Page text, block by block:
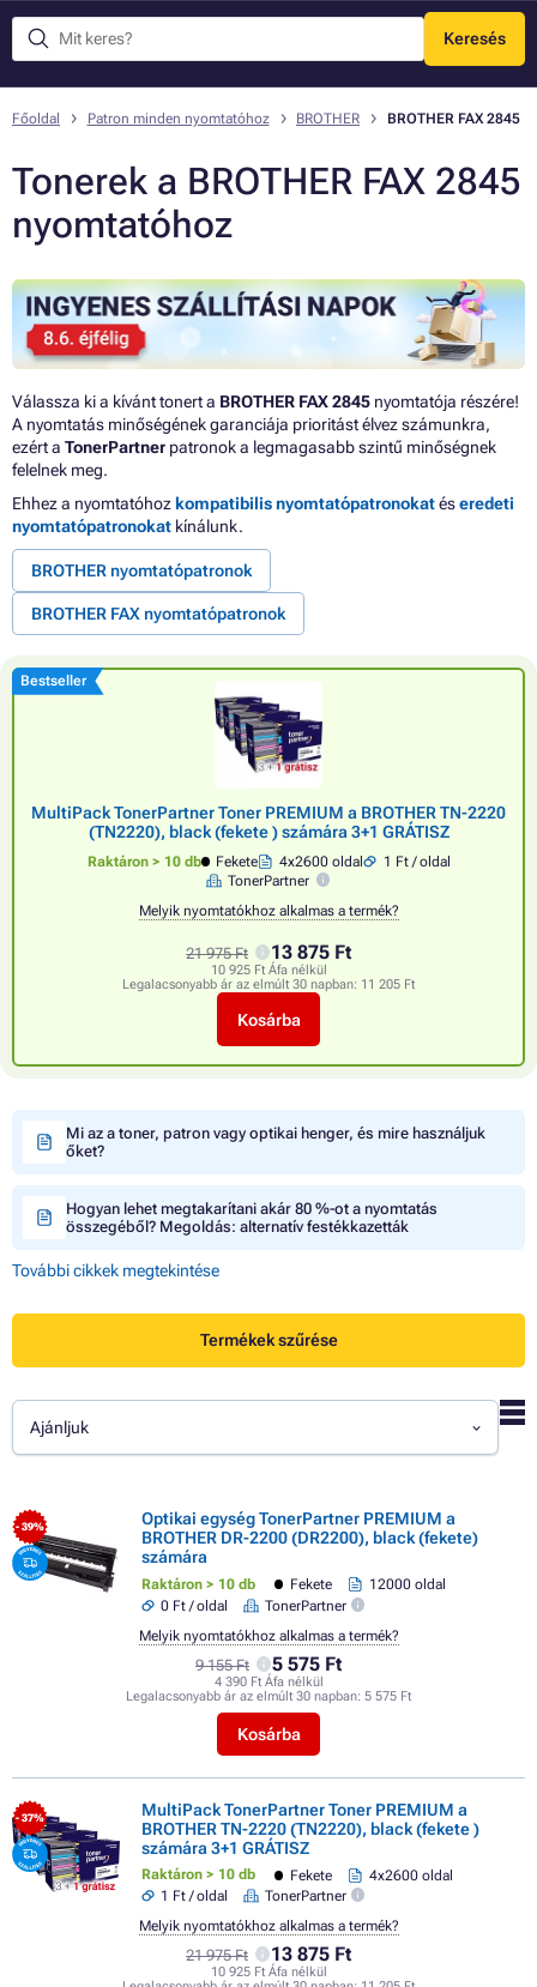
Keresés
Menü
Főoldal Patron minden nyomtatóhoz BROTHER BROTHER FAX 2845
Tonerek a BROTHER FAX 2845
nyomtatóhoz
Válassza ki a kívánt tonert a BROTHER FAX 2845 nyomtatója részére!
A nyomtatás minőségének garanciája prioritást élvez számunkra,
ezért a TonerPartner patronok a legmagasabb szintű minőségnek
felelnek meg.
Ehhez a nyomtatóhoz kompatibilis nyomtatópatronokatéseredeti
nyomtatópatronokat kínálunk.
BROTHER nyomtatópatronok
BROTHER FAX nyomtatópatronok
Bestseller
MultiPack TonerPartner Toner PREMIUM a BROTHER TN-2220
(TN2220), black (fekete ) számára 3+1 GRÁTISZ
Raktáron > 10 db Fekete 4x2600 oldal
1 Ft / oldal
TonerPartner
Melyik nyomtatókhoz alkalmas a termék?
21 975 Ft 13 875 Ft
10 925 Ft Áfa nélkül
Legalacsonyabb ár az elmúlt 30 napban: 11 205 Ft
Kosárba
Mi az a toner, patron vagy optikai henger, és mire használjuk
őket?
Hogyan lehet megtakarítani akár 80 %-ot a nyomtatás
összegéből? Megoldás: alternatív festékkazetták
További cikkek megtekintése
Termékek szűrése
Ajánljuk
- 39%
Optikai egység TonerPartner PREMIUM a
BROTHER DR-2200 (DR2200), black (fekete)
számára
Raktáron > 10 db Fekete
12000 oldal
0 Ft / oldal
TonerPartner
9 155 Ft 5 575 Ft
4 390 Ft Áfa nélkül
Legalacsonyabb ár az elmúlt 30 napban: 5 575 Ft
Kosárba
Melyik nyomtatókhoz alkalmas a termék?
- 37%
MultiPack TonerPartner Toner PREMIUM a
BROTHER TN-2220 (TN2220), black (fekete )
számára 3+1 GRÁTISZ
Raktáron > 10 db Fekete
4x2600 oldal
1 Ft / oldal
TonerPartner
21 975 Ft 13 875 Ft
10 925 Ft Áfa nélkül
Melyik nyomtatókhoz alkalmas a termék?